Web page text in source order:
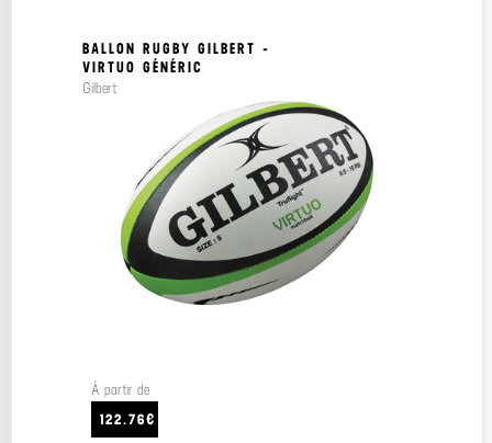
BALLON RUGBY GILBERT -
VIRTUO GÉNÉRIC
Gilbert
À partir de
122.76€